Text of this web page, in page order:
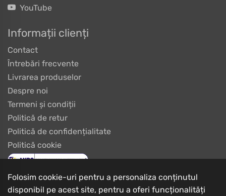
YouTube
Informații clienți
Contact
Întrebări frecvente
Livrarea produselor
Despre noi
Termeni și condiții
Politică de retur
Politică de confidențialitate
Politică cookie
Folosim cookie-uri pentru a personaliza conținutul
disponibil pe acest site, pentru a oferi funcționalități